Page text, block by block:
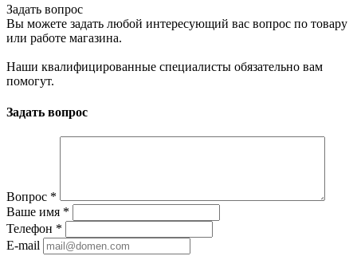
Задать вопрос
Вы можете задать любой интересующий вас вопрос по товару
или работе магазина.
Наши квалифицированные специалисты обязательно вам
помогут.
Задать вопрос
Вопрос *
Ваше имя *
Телефон *
E-mail